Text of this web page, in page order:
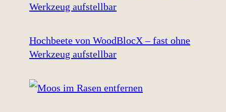
Hochbeete von WoodBlocX – fast ohne
Werkzeug aufstellbar